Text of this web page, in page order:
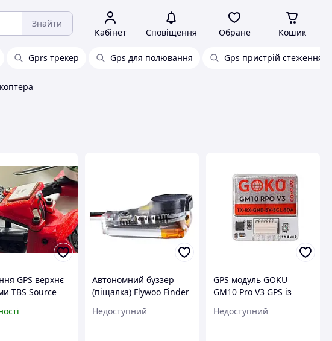
Знайти
Кабінет Сповіщення Обране Кошик
Gprs трекер Gps для полювання Gps пристрій стеження
GPS верхнє
TBS Source
квадрокоптера,
Автономний буззер
(піщалка) Flywoo Finder
дронів
Недоступний
GPS модуль GOKU
GM10 Pro V3 GPS із
Недоступний